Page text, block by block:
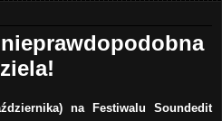
na Festiwalu Soundedit